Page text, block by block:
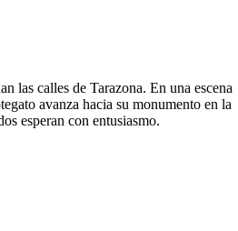
las calles de Tarazona. En una escena
avanza hacia su monumento en la
esperan con entusiasmo.